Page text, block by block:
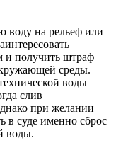
воду на рельеф или
и получить штраф
среды.
воды
слив
при желании
в суде именно сброс
воды.